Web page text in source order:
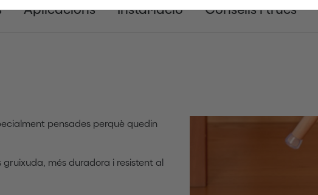
Aplicacions Instal·lació Consells i trucs
pensades perquè quedin
més duradora i resistent al